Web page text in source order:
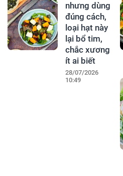
nhưng dùng
đúng cách,
loại hạt này
lại bổ tim,
chắc xương
ít ai biết
28/07/2026
10:49